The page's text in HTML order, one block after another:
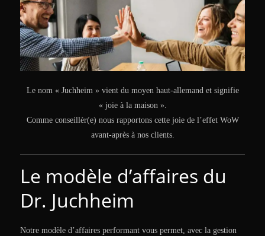
Le nom « Juchheim » vient du moyen haut-allemand et signifie
« joie à la maison ».
Comme conseillèr(e) nous rapportons cette joie de l’effet WoW
avant-après à nos clients.
Le modèle d’affaires du
Dr. Juchheim
Notre modèle d’affaires performant vous permet, avec la gestion